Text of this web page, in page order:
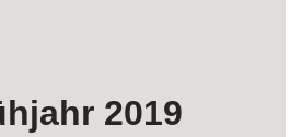
2019